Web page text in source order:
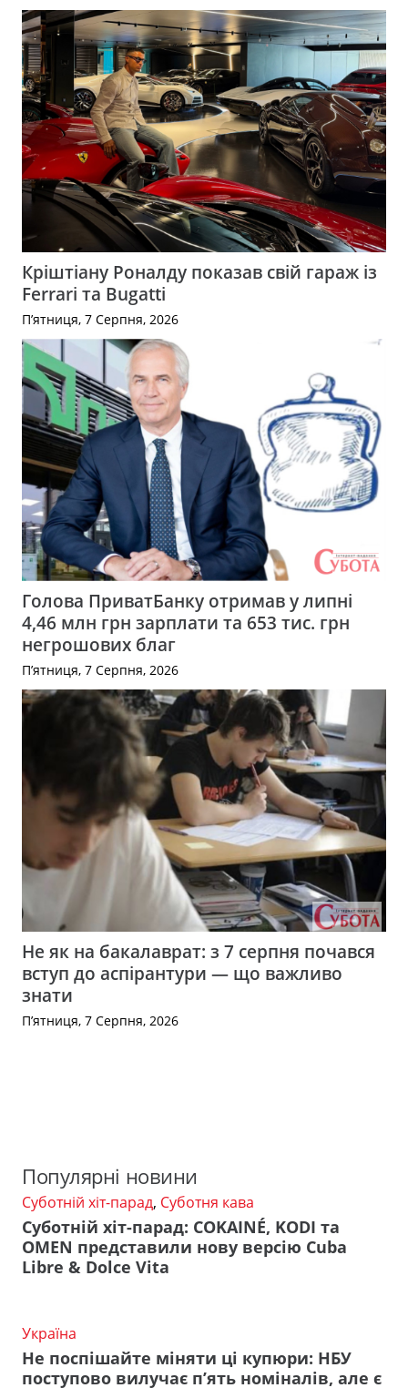
Кріштіану Роналду показав свій гараж із
Ferrari та Bugatti
П’ятниця, 7 Серпня, 2026
Голова ПриватБанку отримав у липні
4,46 млн грн зарплати та 653 тис. грн
негрошових благ
П’ятниця, 7 Серпня, 2026
Не як на бакалаврат: з 7 серпня почався
вступ до аспірантури — що важливо
знати
П’ятниця, 7 Серпня, 2026
Популярні новини
Суботній хіт-парад, Суботня кава
Суботній хіт-парад: COKAINÉ, KODI та
OMEN представили нову версію Cuba
Libre & Dolce Vita
Україна
Не поспішайте міняти ці купюри: НБУ
поступово вилучає п’ять номіналів, але є